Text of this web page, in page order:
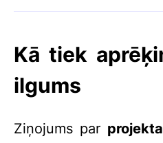
Kā tiek
ilgums
Ziņojums par